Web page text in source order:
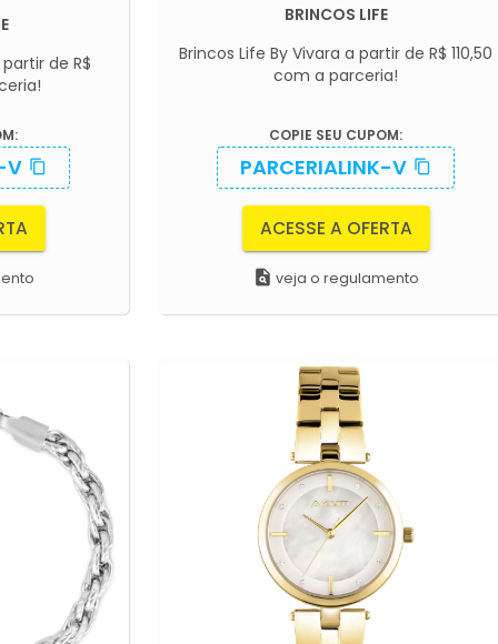
de R$
V content_copy
BRINCOS LIFE
Brincos Life By Vivara a partir de R$ 110,50
com a parceria!
COPIE SEU CUPOM:
PARCERIALINK-V content_copy
ACESSE A OFERTA
plagiarism veja o regulamento